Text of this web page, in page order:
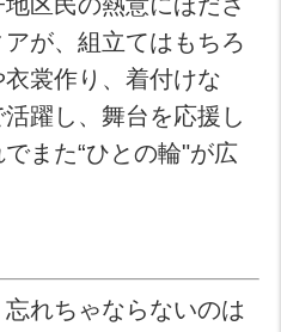
が、組立てはもちろ
裳作り、着付けな
躍し、舞台を応援し
また“ひとの輪"が広
忘れちゃならないのは